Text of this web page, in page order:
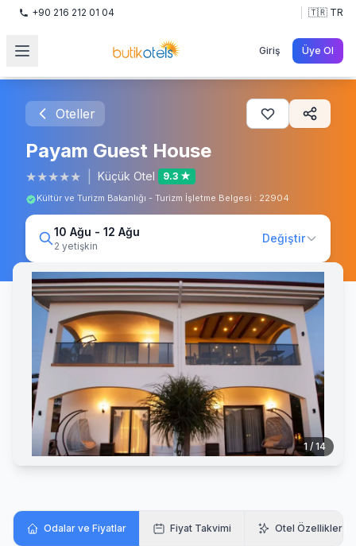
+90 216 212 01 04 🇹🇷 TR
Giriş Üye Ol
Oteller
Payam Guest House
★★★★★ Küçük Otel 9.3 ★
Kültür ve Turizm Bakanlığı - Turizm İşletme Belgesi : 22904
10 Ağu - 12 Ağu
2 yetişkin
Değiştir
1 / 14
Odalar ve Fiyatlar Fiyat Takvimi Otel Özellikleri